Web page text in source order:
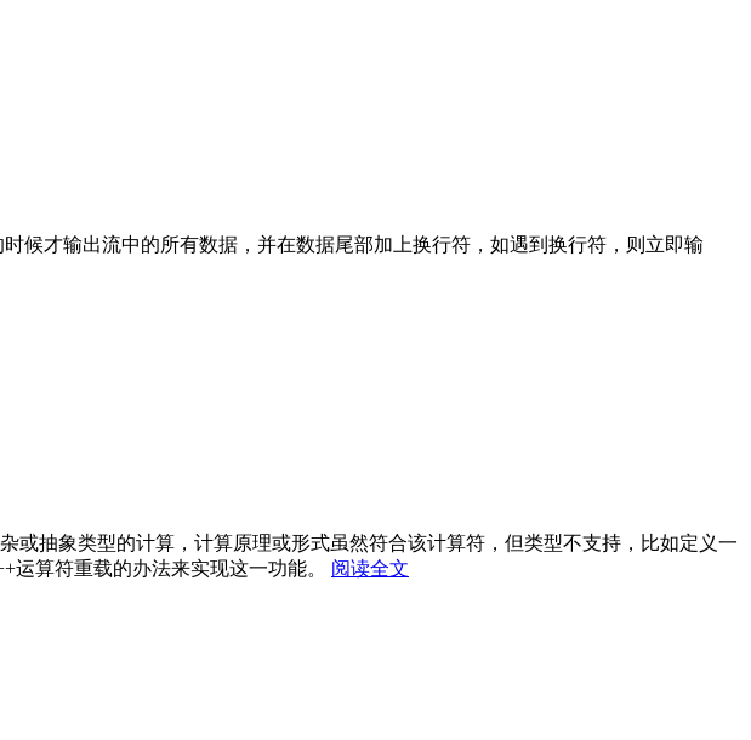
候才输出流中的所有数据，并在数据尾部加上换行符，如遇到换行符，则立即输
抽象类型的计算，计算原理或形式虽然符合该计算符，但类型不支持，比如定义一
运算符重载的办法来实现这一功能。 阅读全文